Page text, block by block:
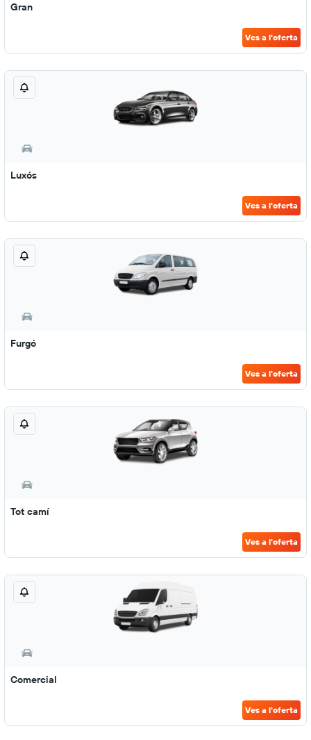
Gran
Ves a l'oferta
Luxós
Ves a l'oferta
Furgó
Ves a l'oferta
Tot camí
Ves a l'oferta
Comercial
Ves a l'oferta